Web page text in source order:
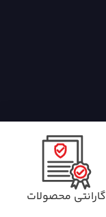
گارانتی محصولات